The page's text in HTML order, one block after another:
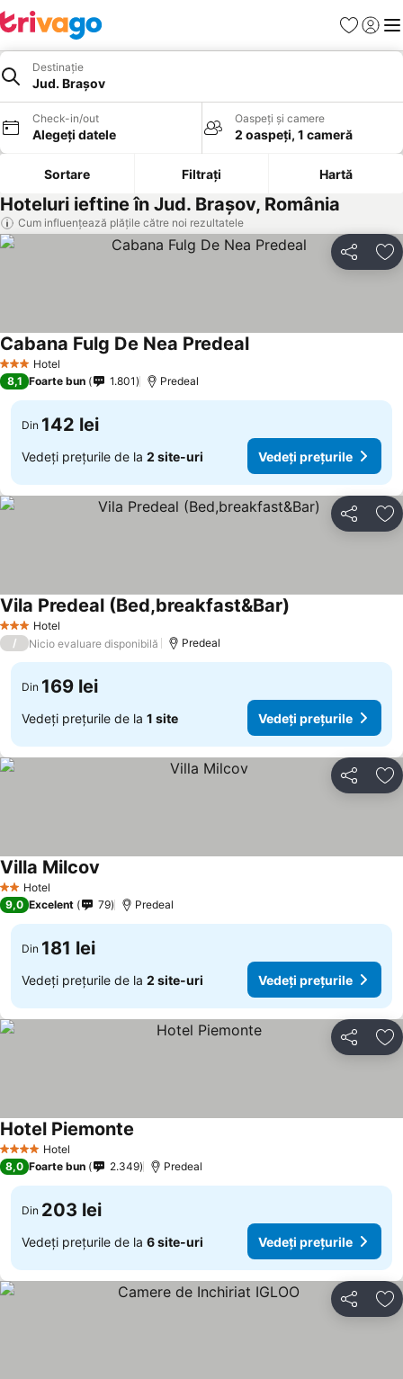
Favorite
Destinație
Jud. Brașov
Check-in/out
Alegeți datele
Oaspeți și camere
2 oaspeți, 1 cameră
Sortare Filtrați Hartă
Hoteluri ieftine în Jud. Brașov, România
Cum influențează plățile către noi rezultatele
Distribuiți
3 SteleHotel
Cabana Fulg De Nea Predeal
8,1 Foarte bun 1.801 Predeal
Din 142 lei
Vedeți prețurile de la 2 site-uri Vedeți prețurile
Distribuiți
3 SteleHotel
Vila Predeal (Bed,breakfast&Bar)
/ Nicio evaluare disponibilă Predeal
Din 169 lei
Vedeți prețurile de la 1 site Vedeți prețurile
Distribuiți
2 SteleHotel
Villa Milcov
9,0 Excelent 79 Predeal
Din 181 lei
Vedeți prețurile de la 2 site-uri Vedeți prețurile
Distribuiți
4 Stele Hotel
Hotel Piemonte
8,0 Foarte bun 2.349 Predeal
Din 203 lei
Vedeți prețurile de la 6 site-uri Vedeți prețurile
Distribuiți